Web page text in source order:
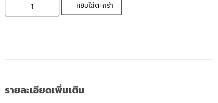
หยิบใส่ตะกร้า
รายละเอียดเพิ่มเติม